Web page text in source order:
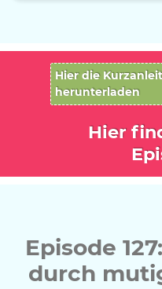
Hier die
herunterladen
Hier
Episode
durch